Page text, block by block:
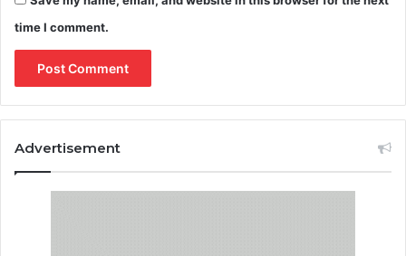
time I comment.
Advertisement